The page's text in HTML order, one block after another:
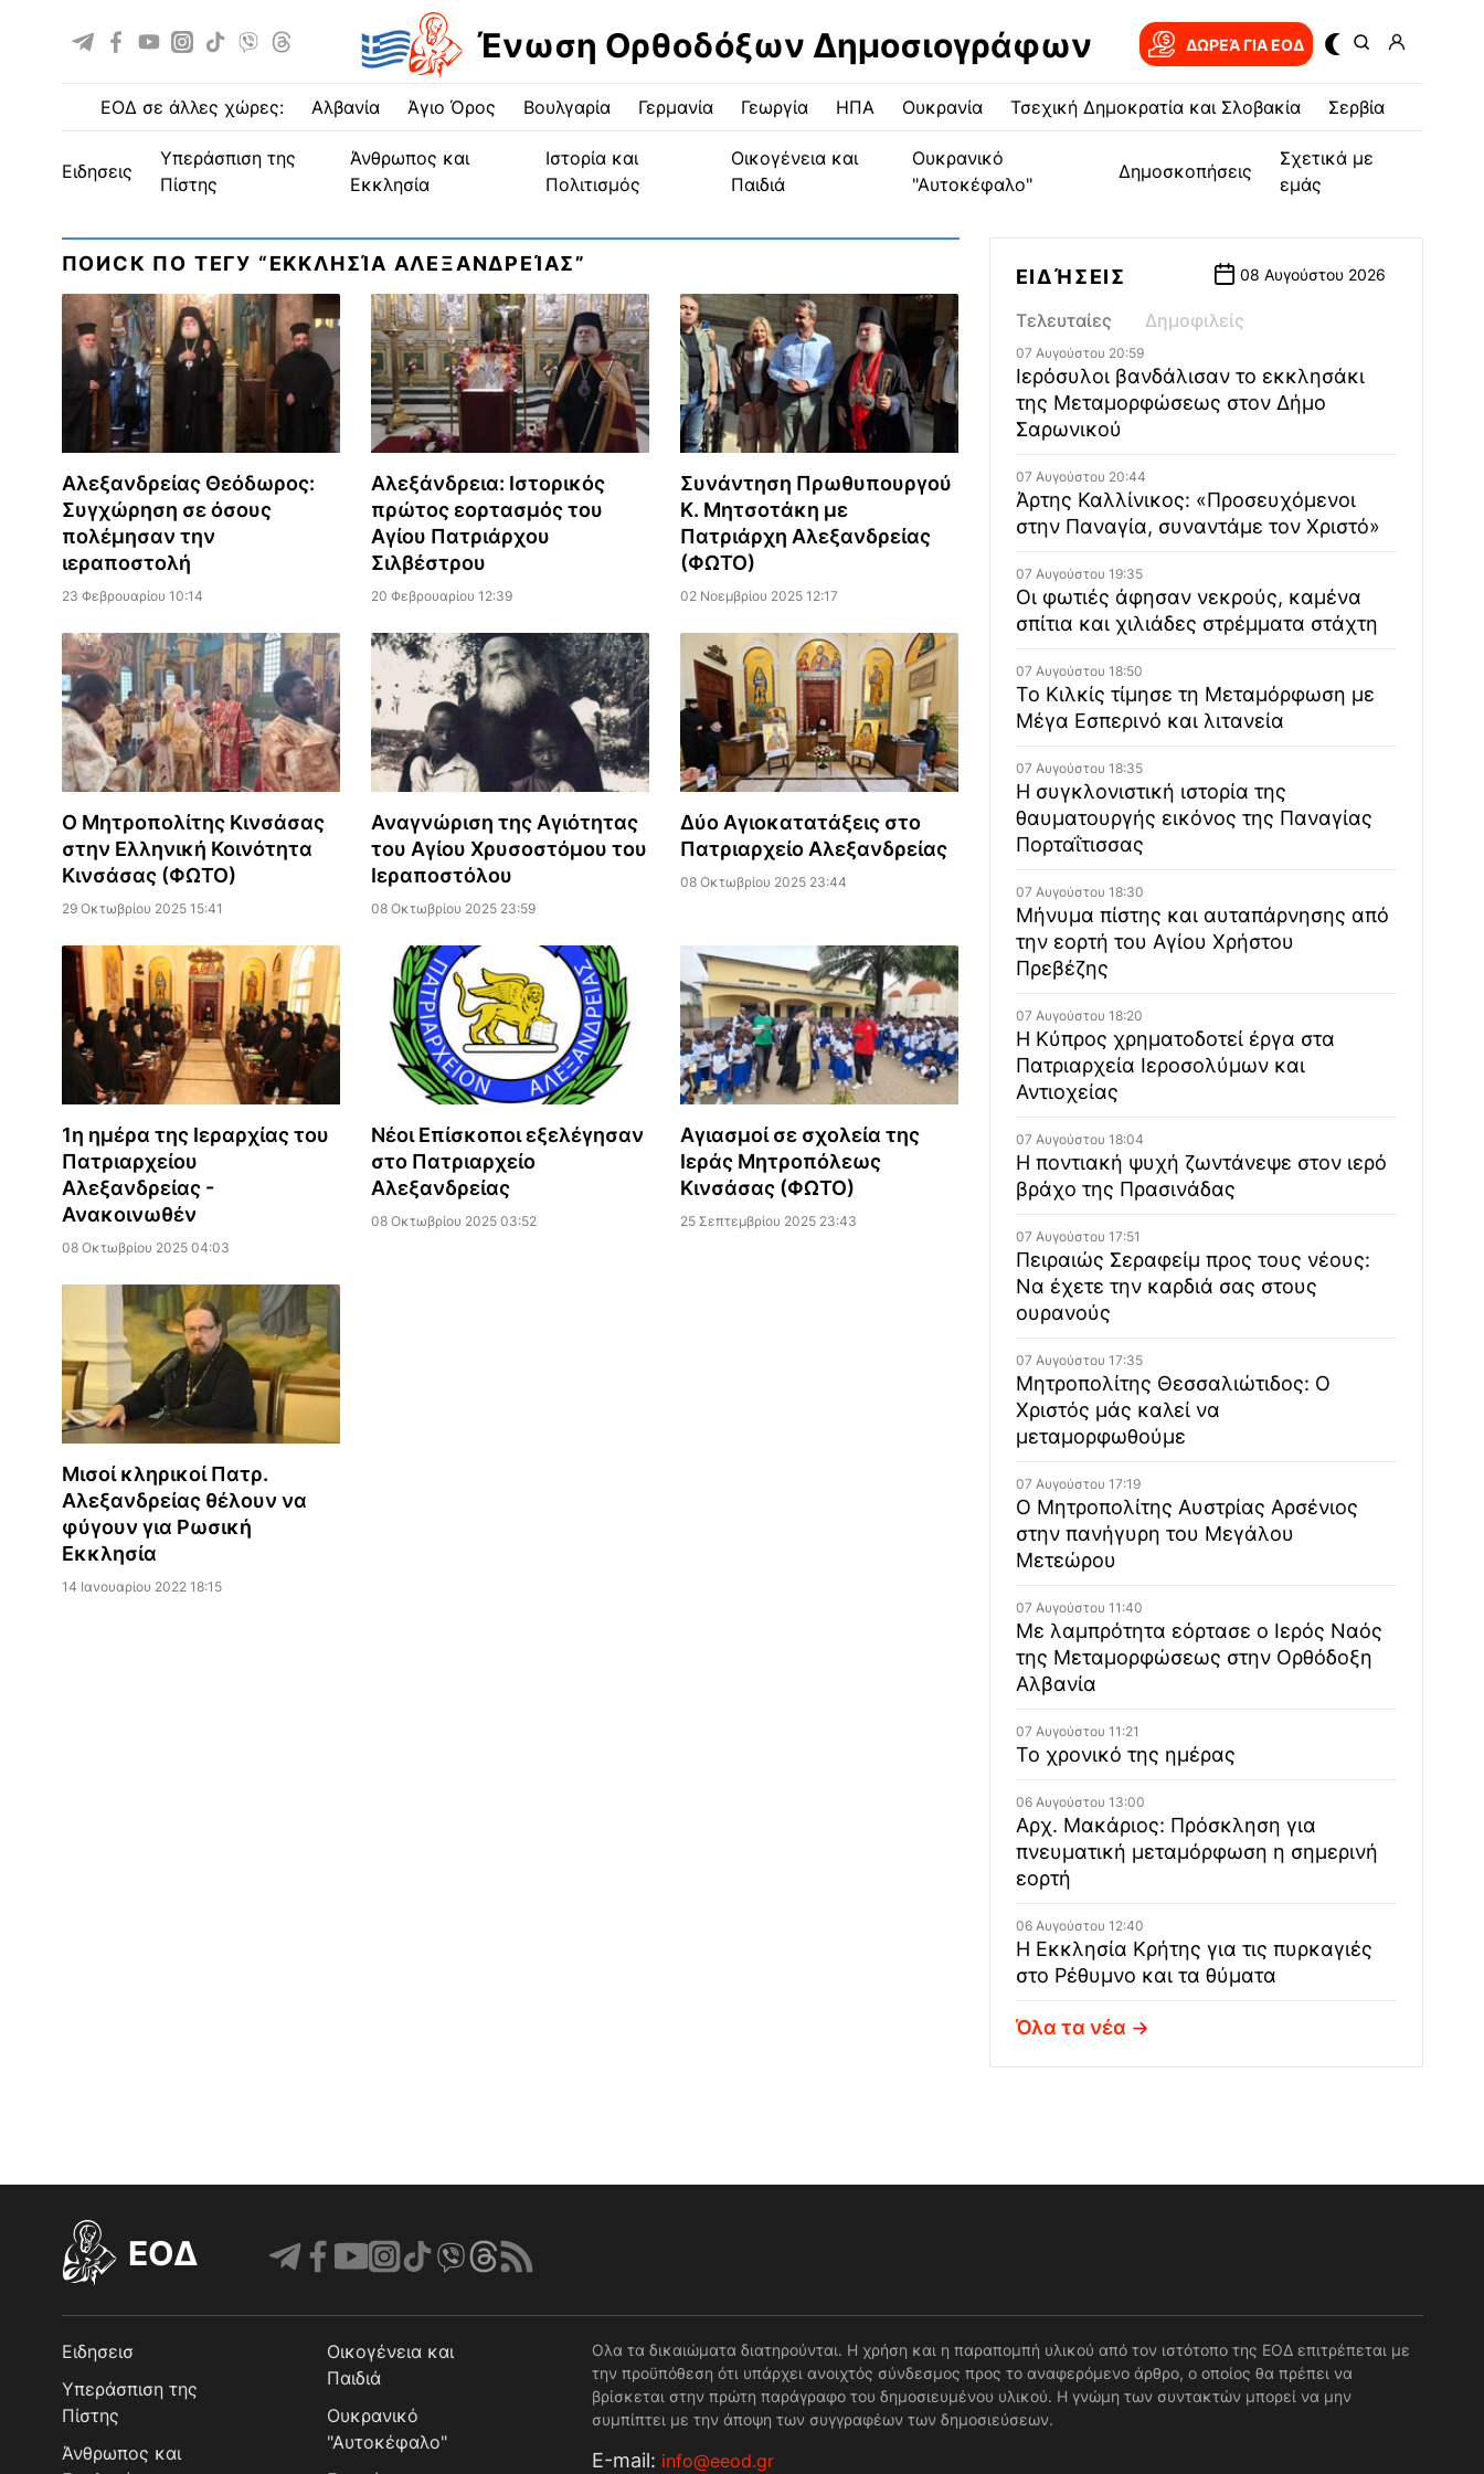
Ένωση Ορθοδόξων Δημοσιογράφων ΔΩΡΕΆ ΓΙΑ EOΔ
ΕΟΔ σε άλλες χώρες: Αλβανία Άγιο Όρος Βουλγαρία Γερμανία Γεωργία ΗΠΑ Ουκρανία Τσεχική Δημοκρατία και Σλοβακία Σερβία
ειδησεις
Υπεράσπιση της
Πίστης
Άνθρωπος και
Εκκλησία
Ιστορία και
Πολιτισμός
Οικογένεια και
Παιδιά
Ουκρανικό
"Αυτοκέφαλο"
Δημοσκοπήσεις
Σχετικά με
εμάς
ПОИСК ПО ТЕГУ “ΕΚΚΛΗΣΊΑ ΑΛΕΞΑΝΔΡΕΊΑΣ”
Αλεξανδρείας Θεόδωρος:
Συγχώρηση σε όσους
πολέμησαν την
ιεραποστολή
23 Φεβρουαρίου 10:14
Αλεξάνδρεια: Ιστορικός
πρώτος εορτασμός του
Αγίου Πατριάρχου
Σιλβέστρου
20 Φεβρουαρίου 12:39
Συνάντηση Πρωθυπουργού
Κ. Μητσοτάκη με
Πατριάρχη Αλεξανδρείας
(ΦΩΤΟ)
02 Νοεμβρίου 2025 12:17
Ο Μητροπολίτης Κινσάσας
στην Ελληνική Κοινότητα
Κινσάσας (ΦΩΤΟ)
29 Οκτωβρίου 2025 15:41
Αναγνώριση της Αγιότητας
του Αγίου Χρυσοστόμου του
Ιεραποστόλου
08 Οκτωβρίου 2025 23:59
Δύο Αγιοκατατάξεις στο
Πατριαρχείο Αλεξανδρείας
08 Οκτωβρίου 2025 23:44
1η ημέρα της Ιεραρχίας του
Πατριαρχείου
Αλεξανδρείας -
Ανακοινωθέν
08 Οκτωβρίου 2025 04:03
Νέοι Επίσκοποι εξελέγησαν
στο Πατριαρχείο
Αλεξανδρείας
08 Οκτωβρίου 2025 03:52
Αγιασμοί σε σχολεία της
Ιεράς Μητροπόλεως
Κινσάσας (ΦΩΤΟ)
25 Σεπτεμβρίου 2025 23:43
Μισοί κληρικοί Πατρ.
Αλεξανδρείας θέλουν να
φύγουν για Ρωσική
Εκκλησία
14 Ιανουαρίου 2022 18:15
ΕΙΔΉΣΕΙΣ 08 Αυγούστου 2026
Τελευταίες Δημοφιλείς
07 Αυγούστου 20:59
Ιερόσυλοι βανδάλισαν το εκκλησάκι
της Μεταμορφώσεως στον Δήμο
Σαρωνικού
07 Αυγούστου 20:44
Άρτης Καλλίνικος: «Προσευχόμενοι
στην Παναγία, συναντάμε τον Χριστό»
07 Αυγούστου 19:35
Οι φωτιές άφησαν νεκρούς, καμένα
σπίτια και χιλιάδες στρέμματα στάχτη
07 Αυγούστου 18:50
Το Κιλκίς τίμησε τη Μεταμόρφωση με
Μέγα Εσπερινό και λιτανεία
07 Αυγούστου 18:35
Η συγκλονιστική ιστορία της
θαυματουργής εικόνος της Παναγίας
Πορταΐτισσας
07 Αυγούστου 18:30
Μήνυμα πίστης και αυταπάρνησης από
την εορτή του Αγίου Χρήστου
Πρεβέζης
07 Αυγούστου 18:20
Η Κύπρος χρηματοδοτεί έργα στα
Πατριαρχεία Ιεροσολύμων και
Αντιοχείας
07 Αυγούστου 18:04
Η ποντιακή ψυχή ζωντάνεψε στον ιερό
βράχο της Πρασινάδας
07 Αυγούστου 17:51
Πειραιώς Σεραφείμ προς τους νέους:
Να έχετε την καρδιά σας στους
ουρανούς
07 Αυγούστου 17:35
Μητροπολίτης Θεσσαλιώτιδος: Ο
Χριστός μάς καλεί να
μεταμορφωθούμε
07 Αυγούστου 17:19
Ο Μητροπολίτης Αυστρίας Αρσένιος
στην πανήγυρη του Μεγάλου
Μετεώρου
07 Αυγούστου 11:40
Με λαμπρότητα εόρτασε ο Ιερός Ναός
της Μεταμορφώσεως στην Ορθόδοξη
Αλβανία
07 Αυγούστου 11:21
Το χρονικό της ημέρας
06 Αυγούστου 13:00
Αρχ. Μακάριος: Πρόσκληση για
πνευματική μεταμόρφωση η σημερινή
εορτή
06 Αυγούστου 12:40
Η Εκκλησία Κρήτης για τις πυρκαγιές
στο Ρέθυμνο και τα θύματα
Όλα τα νέα
EOΔ
Ειδησεισ
Υπεράσπιση της
Πίστης
Άνθρωπος και
Οικογένεια και
Παιδιά
Ουκρανικό
"Αυτοκέφαλο"
Ολα τα δικαιώματα διατηρούνται. Η χρήση και η παραπομπή υλικού από τον ιστότοπο της ΕΟΔ επιτρέπεται με
την προϋπόθεση ότι υπάρχει ανοιχτός σύνδεσμος προς το αναφερόμενο άρθρο, ο οποίος θα πρέπει να
βρίσκεται στην πρώτη παράγραφο του δημοσιευμένου υλικού. Η γνώμη των συντακτών μπορεί να μην
συμπίπτει με την άποψη των συγγραφέων των δημοσιεύσεων.
Е-mail: info@eeod.gr